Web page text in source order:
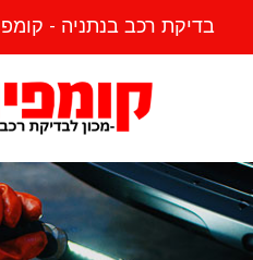
בדיקת רכב בנתניה -